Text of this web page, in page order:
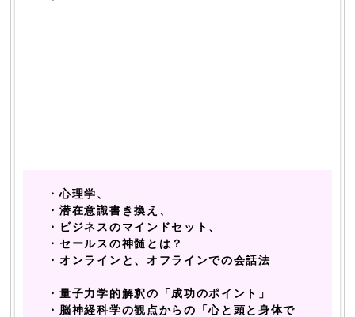
・心理学、
・潜在意識書き換え、
・ビジネスのマインドセット、
・セールスの神髄とは？
・オンラインと、オフラインでの会話法
・量子力学的解釈の「成功のポイント」
・脳神経科学の観点からの「心と頭と身体で